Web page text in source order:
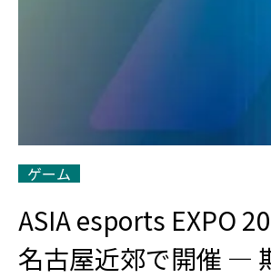
ゲーム
ASIA esports EXPO
名古屋近郊で開催 —